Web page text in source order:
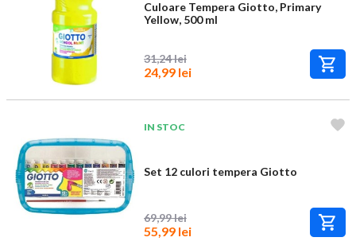
Culoare Tempera Giotto, Primary
Yellow, 500 ml
31,24 lei
24,99 lei
IN STOC
Set 12 culori tempera Giotto
69,99 lei
55,99 lei